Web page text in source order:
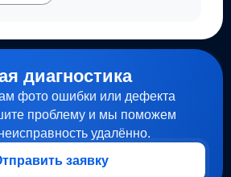
диагностика
фото ошибки или дефекта
проблему и мы поможем
удалённо.
заявку